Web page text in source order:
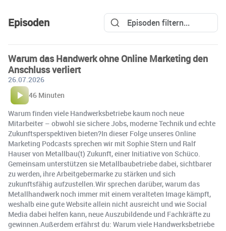
Episoden
Warum das Handwerk ohne Online Marketing den
Anschluss verliert
26.07.2026
46 Minuten
Warum finden viele Handwerksbetriebe kaum noch neue
Mitarbeiter – obwohl sie sichere Jobs, moderne Technik und echte
Zukunftsperspektiven bieten?In dieser Folge unseres Online
Marketing Podcasts sprechen wir mit Sophie Stern und Ralf
Hauser von Metallbau(t) Zukunft, einer Initiative von Schüco.
Gemeinsam unterstützen sie Metallbaubetriebe dabei, sichtbarer
zu werden, ihre Arbeitgebermarke zu stärken und sich
zukunftsfähig aufzustellen.Wir sprechen darüber, warum das
Metallhandwerk noch immer mit einem veralteten Image kämpft,
weshalb eine gute Website allein nicht ausreicht und wie Social
Media dabei helfen kann, neue Auszubildende und Fachkräfte zu
gewinnen.Außerdem erfährst du:️ Warum viele Handwerksbetriebe